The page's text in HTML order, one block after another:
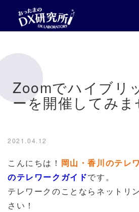
Zoomでハイブリ
ーを開催してみま
2021.04.12
こんにちは！ 岡山・香川のテレ
のテレワークガイドです。
テレワークのことならネットリ
さい！